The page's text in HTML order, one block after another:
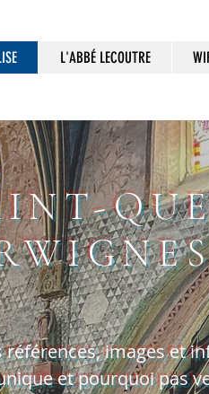
L'ABBÉ LECOUTRE
références, images et
et pourquoi pas